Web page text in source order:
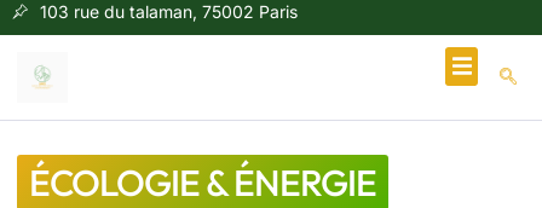
103 rue du talaman, 75002 Paris
ÉCOLOGIE & ÉNERGIE